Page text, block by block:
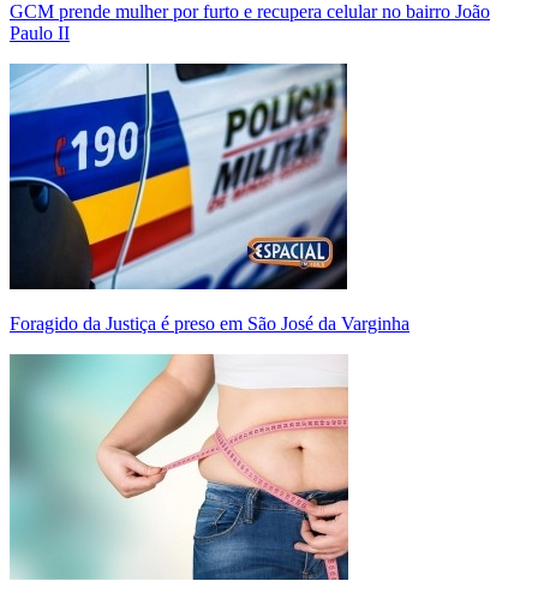
GCM prende mulher por furto e recupera celular no bairro João
Paulo II
Foragido da Justiça é preso em São José da Varginha